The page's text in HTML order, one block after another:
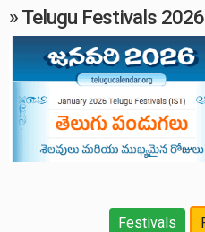
» Telugu Festivals
Festivals